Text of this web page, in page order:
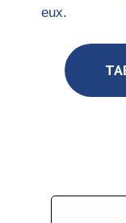
eux.